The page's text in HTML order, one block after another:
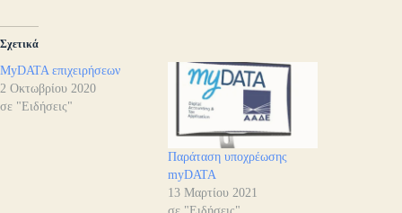
Σχετικά
MyDATA επιχειρήσεων
2 Οκτωβρίου 2020
σε "Ειδήσεις"
Παράταση υποχρέωσης
myDATA
13 Μαρτίου 2021